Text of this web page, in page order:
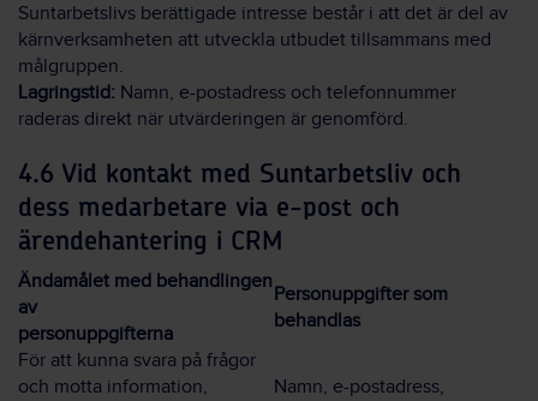
Suntarbetslivs berättigade intresse består i att det är del av
kärnverksamheten att utveckla utbudet tillsammans med
målgruppen.
Lagringstid: Namn, e-postadress och telefonnummer
raderas direkt när utvärderingen är genomförd.
4.6 Vid kontakt med Suntarbetsliv och
dess medarbetare via e-post och
ärendehantering i CRM
Ändamålet med behandlingen
av
personuppgifterna
Personuppgifter som
behandlas
För att kunna svara på frågor
och motta information,
Namn, e-postadress,